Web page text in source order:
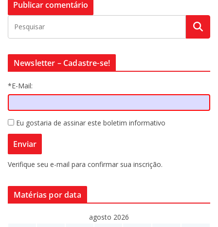
Newsletter – Cadastre-se!
*E-Mail:
Eu gostaria de assinar este boletim informativo
Verifique seu e-mail para confirmar sua inscrição.
Matérias por data
agosto 2026